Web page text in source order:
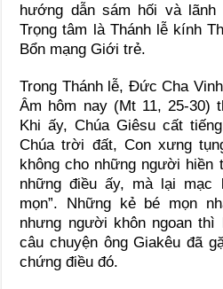
hướng dẫn sám hối và
Trọng tâm là Thánh lễ kính
Bổn mạng Giới trẻ.
Trong Thánh lễ, Đức Cha
Âm hôm nay (Mt 11, 25-30)
Khi ấy, Chúa Giêsucất
Chúa trời đất, Con xưng
không cho những người hiền
những điều ấy, mà lại mạc
mọn”. Những kẻ bé mọn
nhưng người khôn ngoan
câu chuyện ông Giakêu đã
chứng điều đó.